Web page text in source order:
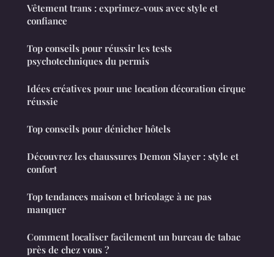
Vêtement trans : exprimez-vous avec style et
confiance
Top conseils pour réussir les tests
psychotechniques du permis
Idées créatives pour une location décoration cirque
réussie
Top conseils pour dénicher hôtels
Découvrez les chaussures Demon Slayer : style et
confort
Top tendances maison et bricolage à ne pas
manquer
Comment localiser facilement un bureau de tabac
près de chez vous ?